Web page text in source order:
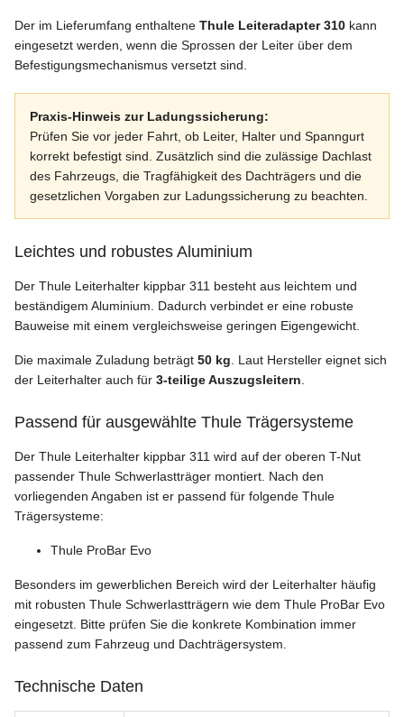
Der im Lieferumfang enthaltene Thule Leiteradapter 310 kann
eingesetzt werden, wenn die Sprossen der Leiter über dem
Befestigungsmechanismus versetzt sind.
Praxis-Hinweis zur Ladungssicherung:
Prüfen Sie vor jeder Fahrt, ob Leiter, Halter und Spanngurt
korrekt befestigt sind. Zusätzlich sind die zulässige Dachlast
des Fahrzeugs, die Tragfähigkeit des Dachträgers und die
gesetzlichen Vorgaben zur Ladungssicherung zu beachten.
Leichtes und robustes Aluminium
Der Thule Leiterhalter kippbar 311 besteht aus leichtem und
beständigem Aluminium. Dadurch verbindet er eine robuste
Bauweise mit einem vergleichsweise geringen Eigengewicht.
Die maximale Zuladung beträgt 50 kg . Laut Hersteller eignet sich
der Leiterhalter auch für 3-teilige Auszugsleitern
Passend für ausgewählte Thule Trägersysteme
Der Thule Leiterhalter kippbar 311 wird auf der oberen T-Nut
passender Thule Schwerlastträger montiert. Nach den
vorliegenden Angaben ist er passend für folgende Thule
Trägersysteme:
Thule ProBar Evo
Besonders im gewerblichen Bereich wird der Leiterhalter häufig
mit robusten Thule Schwerlastträgern wie dem Thule ProBar Evo
eingesetzt. Bitte prüfen Sie die konkrete Kombination immer
passend zum Fahrzeug und Dachträgersystem.
Technische Daten